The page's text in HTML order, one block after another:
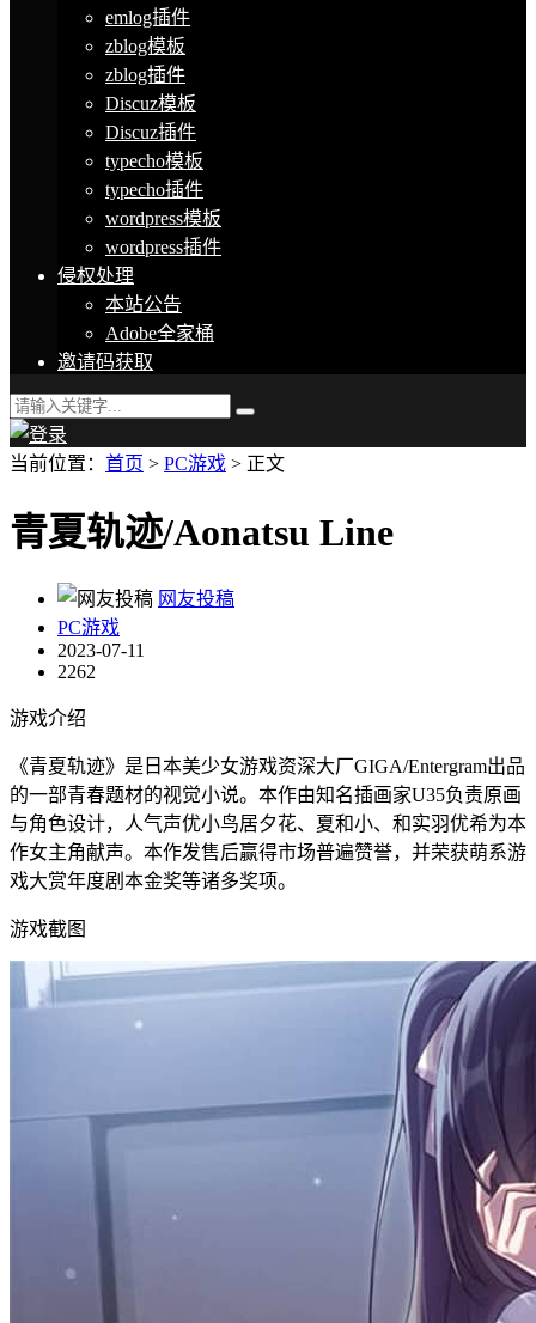
emlog插件
zblog模板
zblog插件
Discuz模板
Discuz插件
typecho模板
typecho插件
wordpress模板
wordpress插件
侵权处理
本站公告
Adobe全家桶
邀请码获取
当前位置： 首页 > PC游戏 > 正文
青夏轨迹/Aonatsu Line
网友投稿
PC游戏
2023-07-11
2262
游戏介绍
《青夏轨迹》是日本美少女游戏资深大厂GIGA/Entergram出品
的一部青春题材的视觉小说。本作由知名插画家U35负责原画
与角色设计，人气声优小鸟居夕花、夏和小、和实羽优希为本
作女主角献声。本作发售后赢得市场普遍赞誉，并荣获萌系游
戏大赏年度剧本金奖等诸多奖项。
游戏截图